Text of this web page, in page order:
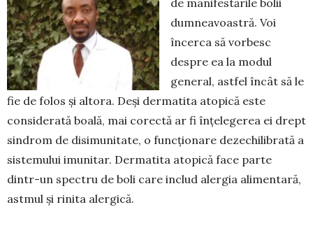
de manifestările bolii
dumneavoastră. Voi
încerca să vorbesc
despre ea la modul
general, astfel încât să le
fie de folos și altora. Deși dermatita atopică este
considerată boală, mai corectă ar fi înțelegerea ei drept
sindrom de disimunitate, o funcționare dezechi­librată a
sistemului imunitar. Derma­tita atopică face parte
dintr-un spectru de boli care includ alergia alimentară,
astmul și rinita alergică.